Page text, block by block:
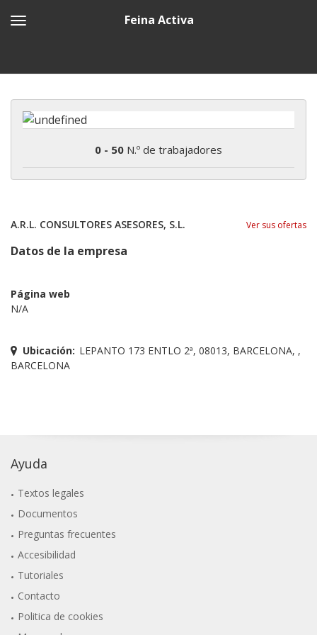
Feina Activa
0 - 50 N.º de trabajadores
A.R.L. CONSULTORES ASESORES, S.L. Ver sus ofertas
Datos de la empresa
Página web
N/A
Ubicación: LEPANTO 173 ENTLO 2ª, 08013, BARCELONA, ,
BARCELONA
Ayuda
Textos legales
Documentos
Preguntas frecuentes
Accesibilidad
Tutoriales
Contacto
Politica de cookies